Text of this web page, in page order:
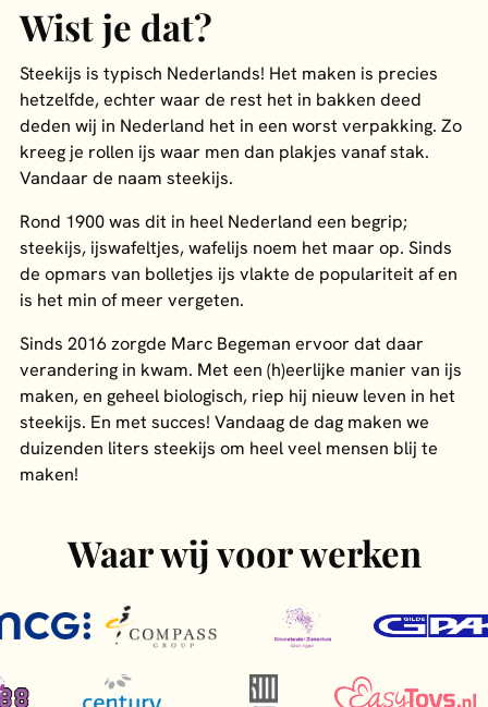
Wist je dat?
Steekijs is typisch Nederlands! Het maken is precies
hetzelfde, echter waar de rest het in bakken deed
deden wij in Nederland het in een worst verpakking. Zo
kreeg je rollen ijs waar men dan plakjes vanaf stak.
Vandaar de naam steekijs.
Rond 1900 was dit in heel Nederland een begrip;
steekijs, ijswafeltjes, wafelijs noem het maar op. Sinds
de opmars van bolletjes ijs vlakte de populariteit af en
is het min of meer vergeten.
Sinds 2016 zorgde Marc Begeman ervoor dat daar
verandering in kwam. Met een (h)eerlijke manier van ijs
maken, en geheel biologisch, riep hij nieuw leven in het
steekijs. En met succes! Vandaag de dag maken we
duizenden liters steekijs om heel veel mensen blij te
maken!
Waar wij voor werken